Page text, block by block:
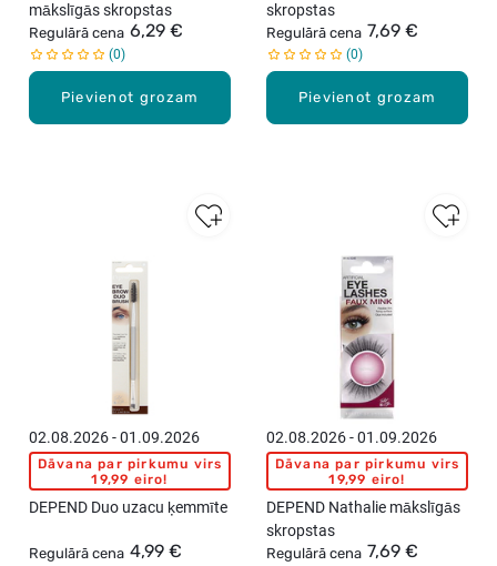
Pievienot grozam
mākslīgās skropstas
Regulārā cena 6,29 €
0
Pievienot grozam
skropstas
Regulārā cena 7,69 €
0
02.08.2026 - 01.09.2026
Dāvana par pirkumu virs
19,99 eiro!
DEPEND Duo uzacu ķemmīte
Regulārā cena 4,99 €
02.08.2026 - 01.09.2026
Dāvana par pirkumu virs
19,99 eiro!
DEPEND Nathalie mākslīgās
skropstas
Regulārā cena 7,69 €